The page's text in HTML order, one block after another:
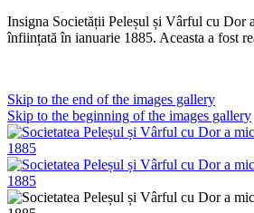
Insigna Societății Peleșul și Vârful cu Dor
înființată în ianuarie 1885. Aceasta a fost
Skip to the end of the images gallery
Skip to the beginning of the images gallery